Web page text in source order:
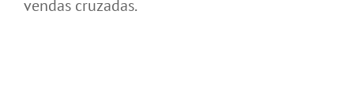
vendas cruzadas.